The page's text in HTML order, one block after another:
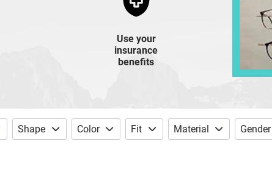
Use your
insurance
benefits
Shape Color Fit Material Gender